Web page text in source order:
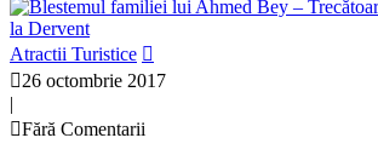
Atractii Turistice
26 octombrie 2017
|
Fără Comentarii